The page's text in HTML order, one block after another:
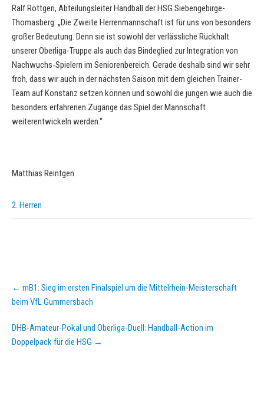
Ralf Röttgen, Abteilungsleiter Handball der HSG Siebengebirge-
Thomasberg: „Die Zweite Herrenmannschaft ist für uns von besonders
großer Bedeutung. Denn sie ist sowohl der verlässliche Rückhalt
unserer Oberliga-Truppe als auch das Bindeglied zur Integration von
Nachwuchs-Spielern im Seniorenbereich. Gerade deshalb sind wir sehr
froh, dass wir auch in der nächsten Saison mit dem gleichen Trainer-
Team auf Konstanz setzen können und sowohl die jungen wie auch die
besonders erfahrenen Zugänge das Spiel der Mannschaft
weiterentwickeln werden.“
Matthias Reintgen
2. Herren
Post
navigation
← mB1: Sieg im ersten Finalspiel um die Mittelrhein-Meisterschaft
beim VfL Gummersbach
DHB-Amateur-Pokal und Oberliga-Duell: Handball-Action im
Doppelpack für die HSG →